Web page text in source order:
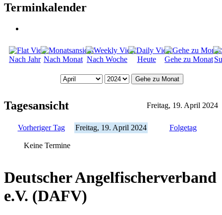
Terminkalender
Nach Jahr Nach Monat Nach Woche Heute Gehe zu Monat
Gehe zu Monat
Tagesansicht Freitag, 19. April 2024
Vorheriger Tag Freitag, 19. April 2024 Folgetag
Keine Termine
Deutscher Angelfischerverband
e.V. (DAFV)